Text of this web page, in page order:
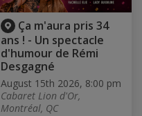
Ça m'aura pris 34
ans ! - Un spectacle
d'humour de Rémi
Desgagné
August 15th 2026, 8:00 pm
Cabaret Lion d'Or,
Montréal, QC